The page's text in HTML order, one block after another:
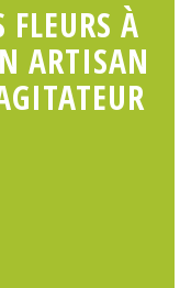
FLEURS À
ARTISAN